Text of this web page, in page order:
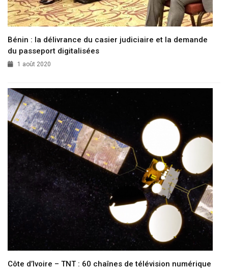
Bénin : la délivrance du casier judiciaire et la demande
du passeport digitalisées
1 août 2020
Côte d’Ivoire – TNT : 60 chaînes de télévision numérique